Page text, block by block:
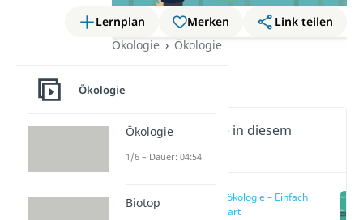
Lernplan Merken
Link teilen
Ökologie
Ökologie
Wichtige Inhalte in diesem
Video
Synökologie – Einfach
erklärt
Ökologie
Ökologie
1/6 – Dauer: 04:54
Biotop